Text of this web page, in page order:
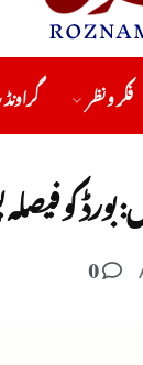
فکر ونظر
بورڈ کو